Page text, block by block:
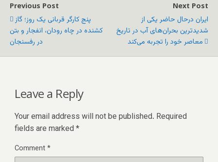
Previous Post
پنج کارگر قربانی یک روز؛ گاز
کشنده در چاه رودان، انفجار و بتن
در رفسنجان
Next Post
ایران درحال حاضر یکی از
شدیدترین بحران‌های آب در تاریخ
معاصر خود را تجربه می‌کند
Leave a Reply
Your email address will not be published. Required
fields are marked *
Comment*